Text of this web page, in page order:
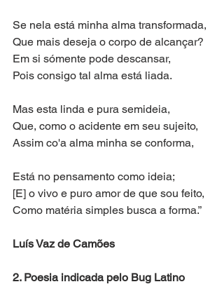
Se nela está minha alma transformada,
Que mais deseja o corpo de alcançar?
Em si sómente pode descansar,
Pois consigo tal alma está liada.
Mas esta linda e pura semideia,
Que, como o acidente em seu sujeito,
Assim co'a alma minha se conforma,
Está no pensamento como ideia;
[E] o vivo e puro amor de que sou feito,
Como matéria simples busca a forma.”
Luís Vaz de Camões
2. Poesia indicada pelo Bug Latino